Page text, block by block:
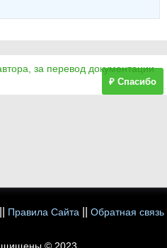
за перевод документации
₽ Спасибо
Правила Сайта Обратная связь